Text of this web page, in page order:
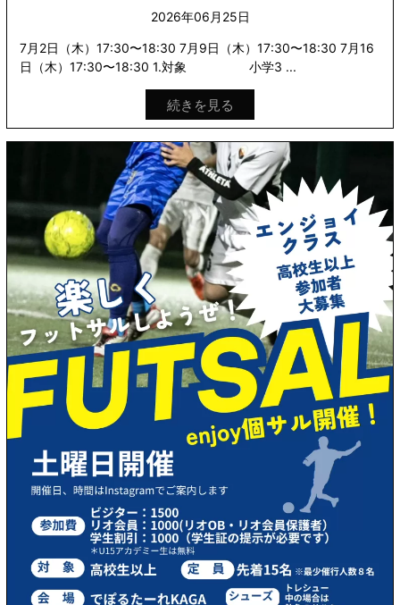
2026年06月25日
7月2日（木）17:30〜18:30 7月9日（木）17:30〜18:30 7月16
日（木）17:30〜18:30 1.対象 小学3 ...
続きを見る